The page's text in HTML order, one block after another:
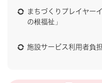
まちづくりプレイヤー
の根福祉」
施設サービス利用者負